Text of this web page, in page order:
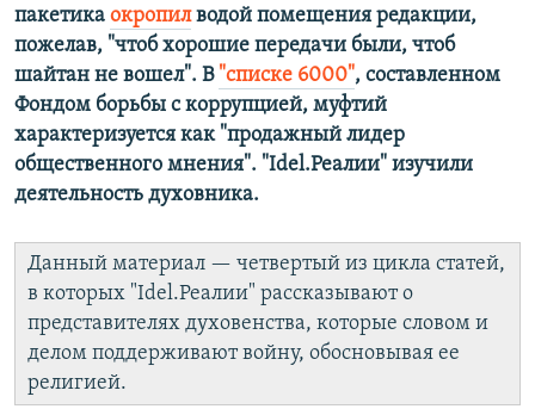
пакетика окропилводой помещения редакции,
пожелав, "чтоб хорошие передачи были, чтоб
шайтан не вошел". В "списке 6000", составленном
Фондом борьбы с коррупцией, муфтий
характеризуется как "продажный лидер
общественного мнения". "Idel.Реалии" изучили
деятельность духовника.
Данный материал — четвертый из цикла статей,
в которых "Idel.Реалии" рассказывают о
представителях духовенства, которые словом и
делом поддерживают войну, обосновывая ее
религией.